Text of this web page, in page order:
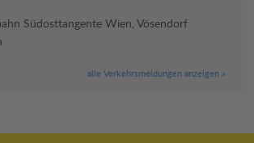
Südosttangente Wien, Vösendorf
alle Verkehrsmeldungen anzeigen »